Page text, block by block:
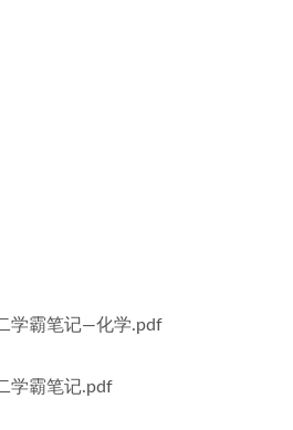
学霸笔记—化学.pdf
学霸笔记.pdf